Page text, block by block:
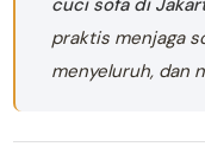
cuci sofa di
praktis menjaga
menyeluruh, dan